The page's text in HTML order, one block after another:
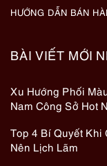
HƯỚNG DẪN BÁN
BÀI VIẾT MỚI
Xu Hướng Phối
Nam Công Sở Hot
Top 4 Bí Quyết Khi
Nên Lịch Lãm